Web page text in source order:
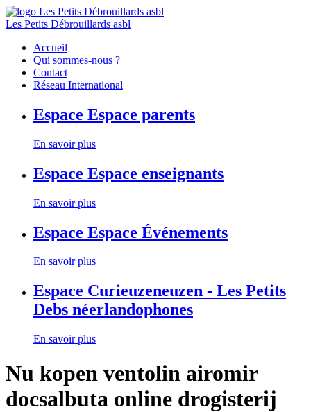
Les Petits Débrouillards asbl
Accueil
Qui sommes-nous ?
Contact
Réseau International
Espace Espace parents
En savoir plus
Espace Espace enseignants
En savoir plus
Espace Espace Événements
En savoir plus
Espace Curieuzeneuzen - Les Petits
Debs néerlandophones
En savoir plus
Nu kopen ventolin airomir
docsalbuta online drogisterij